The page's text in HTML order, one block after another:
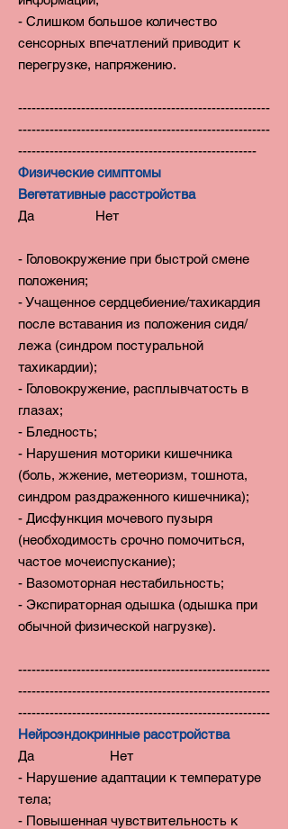
- Слишком большое количество
сенсорных впечатлений приводит к
перегрузке, напряжению.
--------------------------------------------------------
--------------------------------------------------------
-----------------------------------------------------
Физические симптомы
Вегетативные расстройства
Да Нет
- Головокружение при быстрой смене
положения;
- Учащенное сердцебиение/тахикардия
после вставания из положения сидя/
лежа (синдром постуральной
тахикардии);
- Головокружение, расплывчатость в
глазах;
- Бледность;
- Нарушения моторики кишечника
(боль, жжение, метеоризм, тошнота,
синдром раздраженного кишечника);
- Дисфункция мочевого пузыря
(необходимость срочно помочиться,
частое мочеиспускание);
- Вазомоторная нестабильность;
- Экспираторная одышка (одышка при
обычной физической нагрузке).
--------------------------------------------------------
--------------------------------------------------------
--------------------------------------------------------
Нейроэндокринные расстройства
Да Нет
- Нарушение адаптации к температуре
тела;
- Повышенная чувствительность к